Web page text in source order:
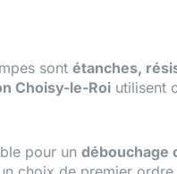
sont étanches,
Choisy-le-Roi utilisent
pour un débouchage